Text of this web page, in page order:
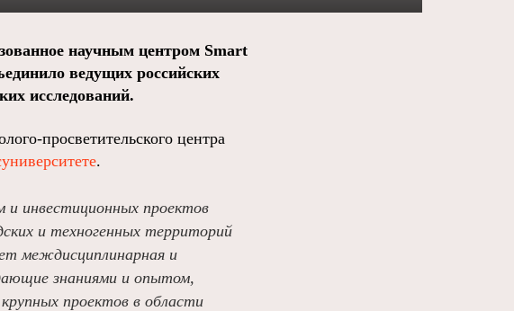
научным центром Smart
ведущих российских
исследований.
просветительского центра
.
и инвестиционных проектов
и техногенных территорий
междисциплинарная и
знаниями и опытом,
проектов в области